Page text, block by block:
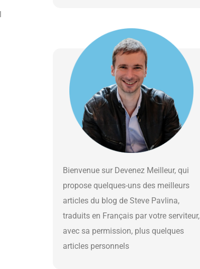
Bienvenue sur Devenez Meilleur, qui
propose quelques-uns des meilleurs
articles du blog de Steve Pavlina,
traduits en Français par votre serviteur,
avec sa permission, plus quelques
articles personnels